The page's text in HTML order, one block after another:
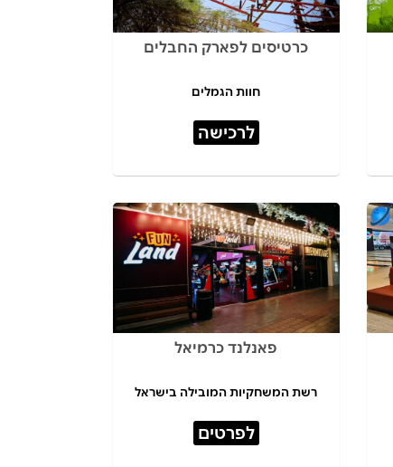
כרטיסים לפארק החבלים
חוות הגמלים
לרכישה
פאנלנד כרמיאל
רשת המשחקיות המובילה בישראל
לפרטים